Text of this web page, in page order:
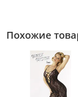
Похожие